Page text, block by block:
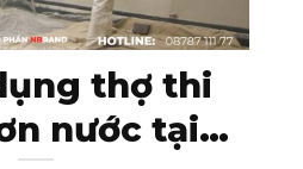
thợ thi
nước tại